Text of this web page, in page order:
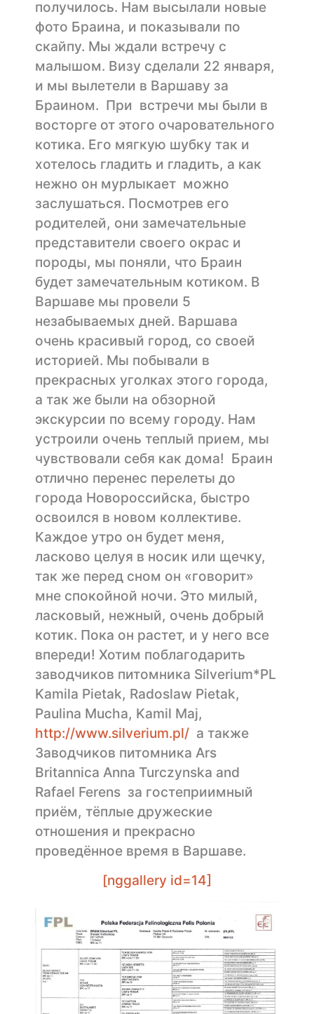
получилось. Нам высылали новые
фото Браина, и показывали по
скайпу. Мы ждали встречу с
малышом. Визу сделали 22 января,
и мы вылетели в Варшаву за
Браином. При встречи мы были в
восторге от этого очаровательного
котика. Его мягкую шубку так и
хотелось гладить и гладить, а как
нежно он мурлыкает можно
заслушаться. Посмотрев его
родителей, они замечательные
представители своего окрас и
породы, мы поняли, что Браин
будет замечательным котиком. В
Варшаве мы провели 5
незабываемых дней. Варшава
очень красивый город, со своей
историей. Мы побывали в
прекрасных уголках этого города,
а так же были на обзорной
экскурсии по всему городу. Нам
устроили очень теплый прием, мы
чувствовали себя как дома! Браин
отлично перенес перелеты до
города Новороссийска, быстро
освоился в новом коллективе.
Каждое утро он будет меня,
ласково целуя в носик или щечку,
так же перед сном он «говорит»
мне спокойной ночи. Это милый,
ласковый, нежный, очень добрый
котик. Пока он растет, и у него все
впереди! Хотим поблагодарить
заводчиков питомника Silverium*PL
Kamila Pietak, Radoslaw Pietak,
Paulina Mucha, Kamil Maj,
http://www.silverium.pl/ а также
Заводчиков питомника Ars
Britannica Anna Turczynska and
Rafael Ferens за гостеприимный
приём, тёплые дружеские
отношения и прекрасно
проведённое время в Варшаве.
[nggallery id=14]